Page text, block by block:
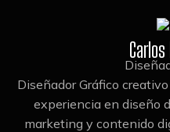
Diseñador Gráfico
experiencia en diseño
marketing y contenido